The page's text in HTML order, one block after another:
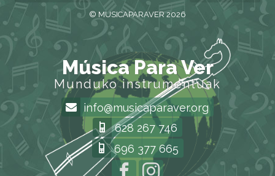
© MUSICAPARAVER 2026
Música Para Ver
Munduko instrumentuak
info@musicaparaver.org
628 267 746
696 377 665